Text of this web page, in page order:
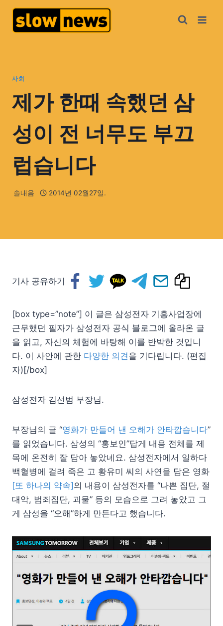
사회
제가 한때 속했던 삼
성이 전 너무도 부끄
럽습니다
솔내음 2014년 02월27일.
기사 공유하기
[box type=”note”] 이 글은 삼성전자 기흥사업장에
근무했던 필자가 삼성전자 공식 블로그에 올라온 글
을 읽고, 자신의 체험에 바탕해 이를 반박한 것입니
다. 이 사안에 관한 다양한 의견을 기다립니다. (편집
자)[/box]
삼성전자 김선범 부장님.
부장님의 글 “영화가 만들어 낸 오해가 안타깝습니다”
를 읽었습니다. 삼성의 “홍보인”답게 내용 전체를 제
목에 온전히 잘 담아 놓았네요. 삼성전자에서 일하다
백혈병에 걸려 죽은 고 황유미 씨의 사연을 담은 영화
[또 하나의 약속] 의 내용이 삼성전자를 “나쁜 집단, 절
대악, 범죄집단, 괴물” 등의 모습으로 그려 놓았고 그
게 삼성을 “오해”하게 만든다고 했습니다.